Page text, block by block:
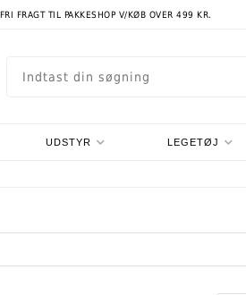
FRI FRAGT TIL PAKKESHOP V/KØB OVER 499 KR.
UDSTYR LEGETØJ